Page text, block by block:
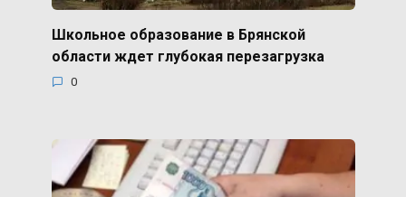
Школьное образование в Брянской
области ждет глубокая перезагрузка
0